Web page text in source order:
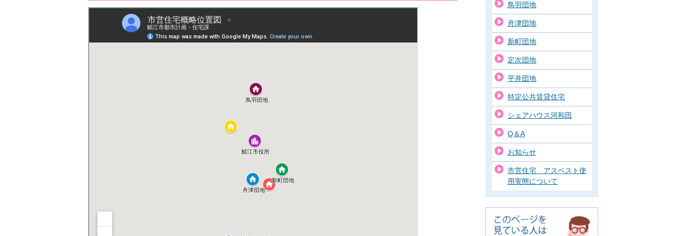
鳥羽団地
舟津団地
新町団地
定次団地
平井団地
特定公共賃貸住宅
シェアハウス河和田
Q＆A
お知らせ
市営住宅 アスベスト使
用実態について